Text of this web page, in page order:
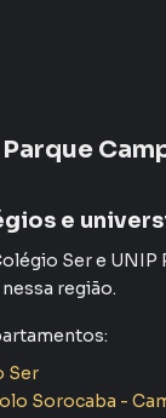
Raposo
valorização
Parque
e
Sere UNIP
região.
:
Ser
Sorocaba -